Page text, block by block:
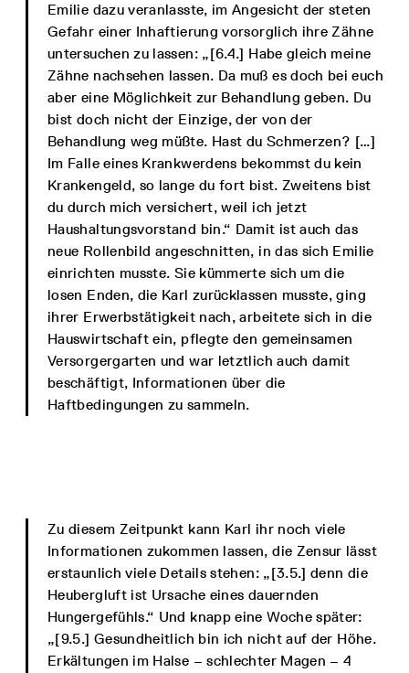
Emilie dazu veranlasste, im Angesicht der steten
Gefahr einer Inhaftierung vorsorglich ihre Zähne
untersuchen zu lassen: „[6.4.] Habe gleich meine
Zähne nachsehen lassen. Da muß es doch bei euch
aber eine Möglichkeit zur Behandlung geben. Du
bist doch nicht der Einzige, der von der
Behandlung weg müßte. Hast du Schmerzen? […]
Im Falle eines Krankwerdens bekommst du kein
Krankengeld, so lange du fort bist. Zweitens bist
du durch mich versichert, weil ich jetzt
Haushaltungsvorstand bin.“ Damit ist auch das
neue Rollenbild angeschnitten, in das sich Emilie
einrichten musste. Sie kümmerte sich um die
losen Enden, die Karl zurücklassen musste, ging
ihrer Erwerbstätigkeit nach, arbeitete sich in die
Hauswirtschaft ein, pflegte den gemeinsamen
Versorgergarten und war letztlich auch damit
beschäftigt, Informationen über die
Haftbedingungen zu sammeln.
Zu diesem Zeitpunkt kann Karl ihr noch viele
Informationen zukommen lassen, die Zensur lässt
erstaunlich viele Details stehen: „[3.5.] denn die
Heubergluft ist Ursache eines dauernden
Hungergefühls.“ Und knapp eine Woche später:
„[9.5.] Gesundheitlich bin ich nicht auf der Höhe.
Erkältungen im Halse – schlechter Magen – 4